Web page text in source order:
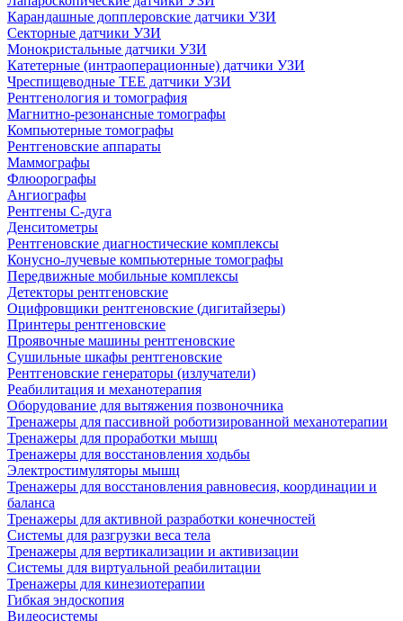
Карандашные допплеровские датчики УЗИ
Секторные датчики УЗИ
Монокристальные датчики УЗИ
Катетерные (интраоперационные) датчики УЗИ
Чреспищеводные TEE датчики УЗИ
Рентгенология и томография
Магнитно-резонансные томографы
Компьютерные томографы
Рентгеновские аппараты
Маммографы
Флюорографы
Ангиографы
Рентгены С-дуга
Денситометры
Рентгеновские диагностические комплексы
Конусно-лучевые компьютерные томографы
Передвижные мобильные комплексы
Детекторы рентгеновские
Оцифровщики рентгеновские (дигитайзеры)
Принтеры рентгеновские
Проявочные машины рентгеновские
Сушильные шкафы рентгеновские
Рентгеновские генераторы (излучатели)
Реабилитация и механотерапия
Оборудование для вытяжения позвоночника
Тренажеры для пассивной роботизированной механотерапии
Тренажеры для проработки мышц
Тренажеры для восстановления ходьбы
Электростимуляторы мышц
Тренажеры для восстановления равновесия, координации и
баланса
Тренажеры для активной разработки конечностей
Системы для разгрузки веса тела
Тренажеры для вертикализации и активизации
Системы для виртуальной реабилитации
Тренажеры для кинезиотерапии
Гибкая эндоскопия
Видеосистемы